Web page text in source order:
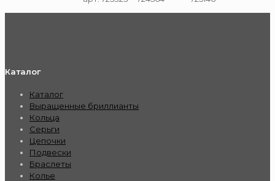
Каталог
Каталог
Выращенные бриллианты
Кольца
Серьги
Цепочки
Подвески
Браслеты
Колье